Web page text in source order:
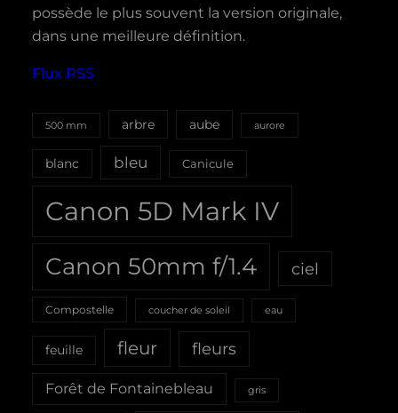
possède le plus souvent la version originale,
dans une meilleure définition.
Flux RSS
500 mm arbre aube aurore
blanc bleu Canicule
Canon 5D Mark IV
Canon 50mm f/1.4 ciel
Compostelle coucher de soleil eau
feuille fleur fleurs
Forêt de Fontainebleau gris